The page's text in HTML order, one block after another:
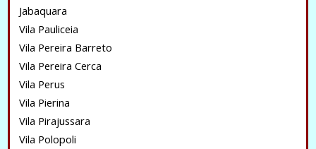
Jabaquara
Vila Pauliceia
Vila Pereira Barreto
Vila Pereira Cerca
Vila Perus
Vila Pierina
Vila Pirajussara
Vila Polopoli